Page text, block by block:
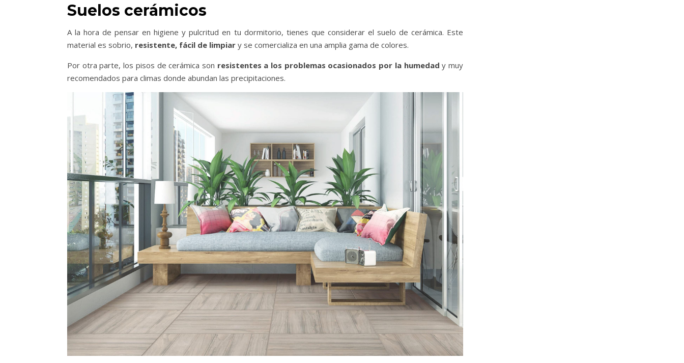
Suelos cerámicos
A la hora de pensar en higiene y pulcritud en tu dormitorio, tienes que considerar el suelo de cerámica. Este
material es sobrio, resistente, fácil de limpiar y se comercializa en una amplia gama de colores.
Por otra parte, los pisos de cerámica son resistentes a los problemas ocasionados por la humedad y muy
recomendados para climas donde abundan las precipitaciones.